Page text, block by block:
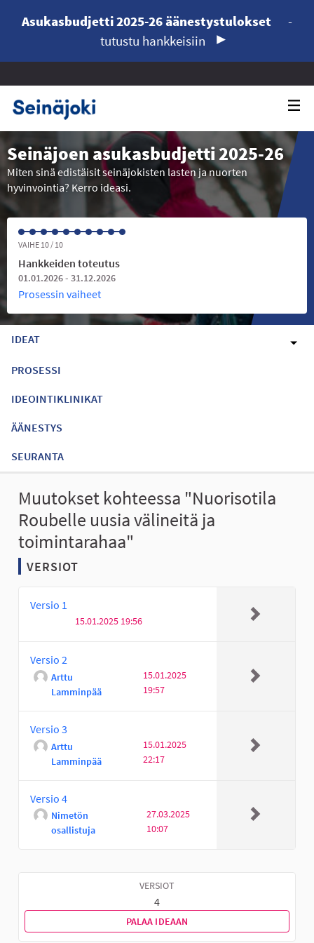
Asukasbudjetti 2025-26 äänestystulokset
-
tutustu hankkeisiin
Seinäjoen asukasbudjetti 2025-26
Miten sinä edistäisit seinäjokisten lasten ja nuorten
hyvinvointia? Kerro ideasi.
VAIHE 10 / 10
Hankkeiden toteutus
01.01.2026 - 31.12.2026
Prosessin vaiheet
IDEAT
PROSESSI
IDEOINTIKLINIKAT
ÄÄNESTYS
SEURANTA
Muutokset kohteessa "Nuorisotila
Roubelle uusia välineitä ja
toimintarahaa"
VERSIOT
Versio 1
15.01.2025 19:56
Versio 2
Arttu
Lamminpää
15.01.2025
19:57
Versio 3
Arttu
Lamminpää
15.01.2025
22:17
Versio 4
Nimetön
osallistuja
27.03.2025
10:07
VERSIOT
4
PALAA IDEAAN